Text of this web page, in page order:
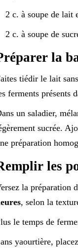
2 c. à soupe de lait
2 c. à soupe de
la
tiédir le lait
ferments présents
un saladier,
sucrée.
préparation
les
la préparation
, selon la
le temps de
yaourtière,